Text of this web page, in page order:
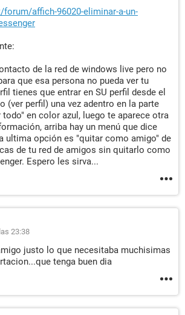
affich-96020-eliminar-a-un-
de la red de windows live pero no
que esa persona no pueda ver tu
tienes que entrar en SU perfil desde el
(ver perfil) una vez adentro en la parte
todo" en color azul, luego te aparece otra
arriba hay un menú que dice
ultima opción es "quitar como amigo" de
de tu red de amigos sin quitarlo como
Espero les sirva...
23:38
justo lo que necesitaba muchisimas
tenga buen dia